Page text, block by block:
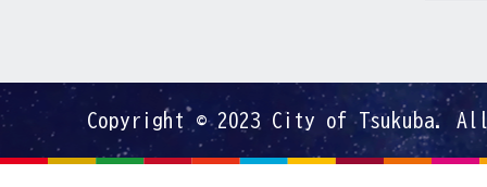
Copyright © 2023 City of Tsukuba.